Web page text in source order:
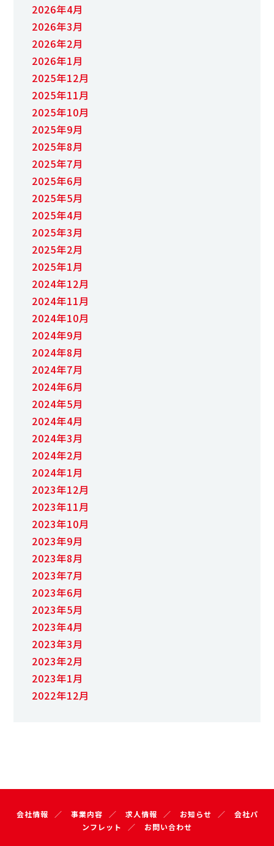
2026年4月
2026年3月
2026年2月
2026年1月
2025年12月
2025年11月
2025年10月
2025年9月
2025年8月
2025年7月
2025年6月
2025年5月
2025年4月
2025年3月
2025年2月
2025年1月
2024年12月
2024年11月
2024年10月
2024年9月
2024年8月
2024年7月
2024年6月
2024年5月
2024年4月
2024年3月
2024年2月
2024年1月
2023年12月
2023年11月
2023年10月
2023年9月
2023年8月
2023年7月
2023年6月
2023年5月
2023年4月
2023年3月
2023年2月
2023年1月
2022年12月
会社情報 事業内容 求人情報 お知らせ
会社パ
ンフレット
お問い合わせ